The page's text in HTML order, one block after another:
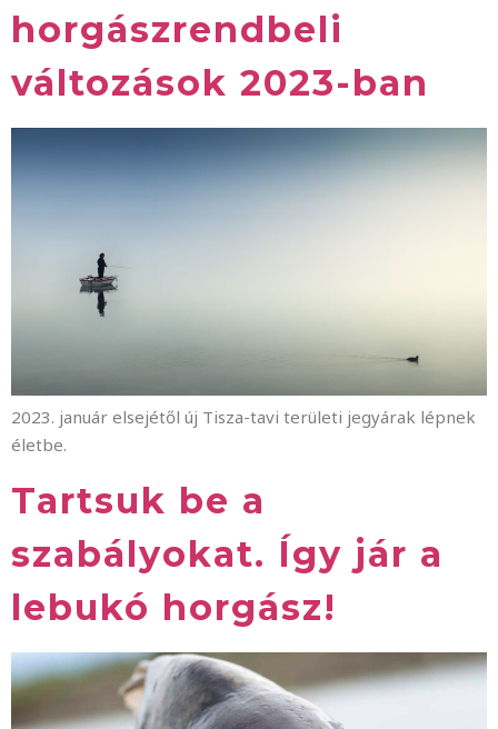
horgászrendbeli
változások 2023-ban
2023. január elsejétől új Tisza-tavi területi jegyárak lépnek
életbe.
Tartsuk be a
szabályokat. Így jár a
lebukó horgász!